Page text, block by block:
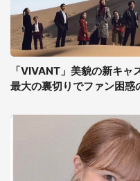
「VIVANT」美貌の新キャ
最大の裏切りでファン困惑